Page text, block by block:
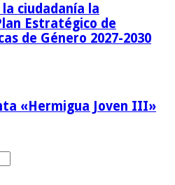
la ciudadanía la
Estratégico de
de Género 2027-2030
«Hermigua Joven III»